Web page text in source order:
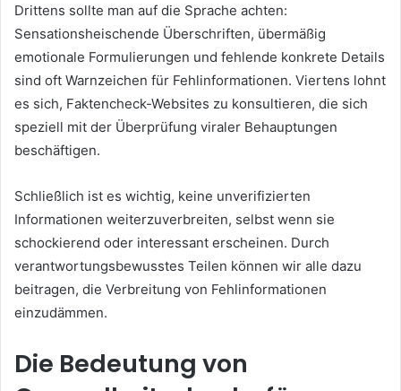
Drittens sollte man auf die Sprache achten:
Sensationsheischende Überschriften, übermäßig
emotionale Formulierungen und fehlende konkrete Details
sind oft Warnzeichen für Fehlinformationen. Viertens lohnt
es sich, Faktencheck-Websites zu konsultieren, die sich
speziell mit der Überprüfung viraler Behauptungen
beschäftigen.
Schließlich ist es wichtig, keine unverifizierten
Informationen weiterzuverbreiten, selbst wenn sie
schockierend oder interessant erscheinen. Durch
verantwortungsbewusstes Teilen können wir alle dazu
beitragen, die Verbreitung von Fehlinformationen
einzudämmen.
Die Bedeutung von